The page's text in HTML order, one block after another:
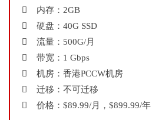
内存：2GB
硬盘：40G SSD
流量：500G/月
带宽：1 Gbps
机房：香港PCCW机房
迁移：不可迁移
价格：$89.99/月，$899.99/年